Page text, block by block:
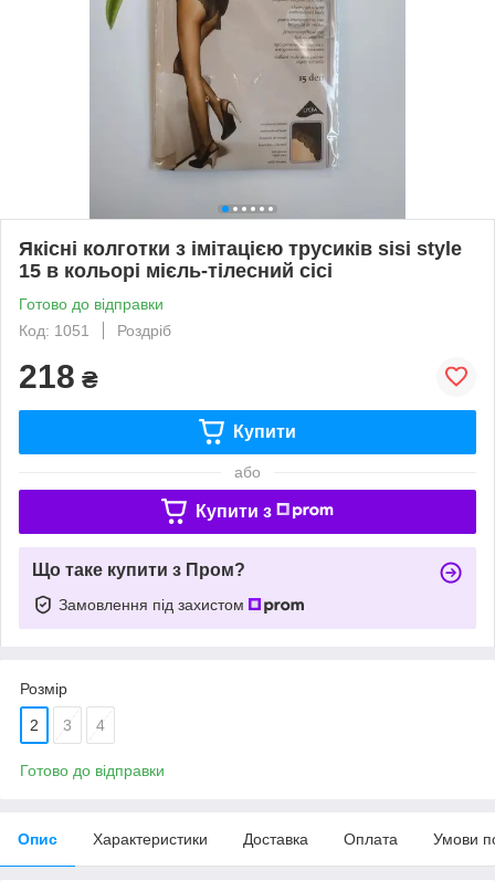
Якісні колготки з імітацією трусиків sisi style
15 в кольорі мієль-тілесний сісі
Готово до відправки
Код: 1051
Роздріб
218 ₴
Купити
або
Купити з
Що таке купити з Пром?
Замовлення під захистом
Розмір
2 3 4
Готово до відправки
Опис Характеристики Доставка Оплата Умови